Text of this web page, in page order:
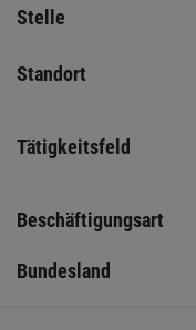
Stelle
Standort
Tätigkeitsfeld
Beschäftigungsart
Bundesland